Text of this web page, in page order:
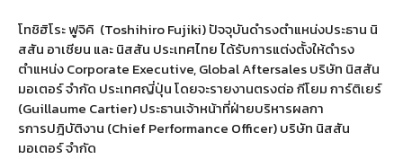
โทชิฮิโระ ฟูจิคิ (Toshihiro Fujiki)ปัจจุบันดำรงตำแหน่งประธาน นิ
สสัน อาเซียน และ นิสสัน ประเทศไทย ได้รับการแต่งตั้งให้ดำรง
ตำแหน่งCorporate Executive, Global Aftersalesบริษัท นิสสัน
มอเตอร์ จำกัด ประเทศญี่ปุ่น โดยจะรายงานตรงต่อ กีโยม การ์ติเยร์
(Guillaume Cartier)ประธานเจ้าหน้าที่ฝ่ายบริหารผลกา
รการปฎิบัติงาน (Chief Performance Officer)บริษัท นิสสัน
มอเตอร์ จำกัด